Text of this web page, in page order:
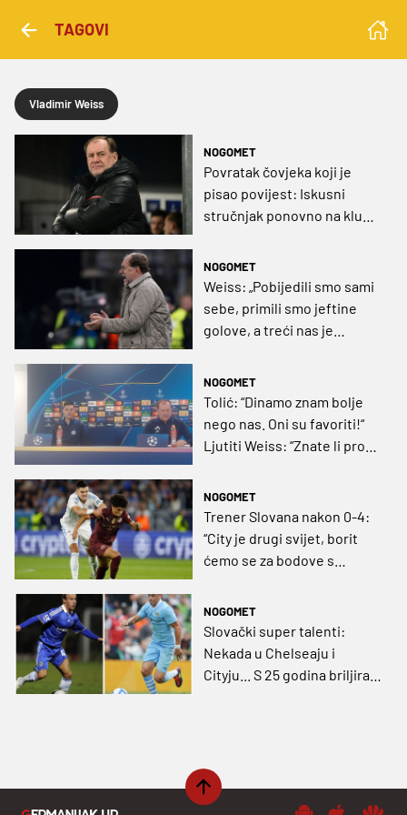
TAGOVI
Vladimir Weiss
NOGOMET
Povratak čovjeka koji je
pisao povijest: Iskusni
stručnjak ponovno na klupi
NOGOMET
Weiss: „Pobijedili smo sami
sebe, primili smo jeftine
golove, a treći nas je
NOGOMET
Tolić: “Dinamo znam bolje
nego nas. Oni su favoriti!“
Ljutiti Weiss: “Znate li protiv
NOGOMET
Trener Slovana nakon 0-4:
“City je drugi svijet, borit
ćemo se za bodove s
razini”
NOGOMET
Slovački super talenti:
Nekada u Chelseaju i
Cityju... S 25 godina briljiraju